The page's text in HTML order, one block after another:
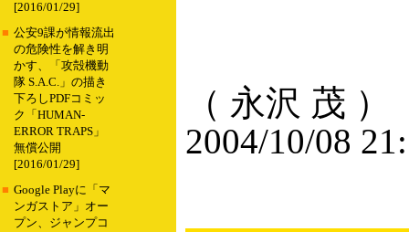
[2016/01/29]
■ 公安9課が情報流出
の危険性を解き明
かす、「攻殻機動
隊 S.A.C.」の描き
下ろしPDFコミッ
ク「HUMAN-
ERROR TRAPS」
無償公開
[2016/01/29]
■ Google Playに「マ
ンガストア」オー
プン、ジャンプコ
（ 永沢 茂 ）
2004/10/08